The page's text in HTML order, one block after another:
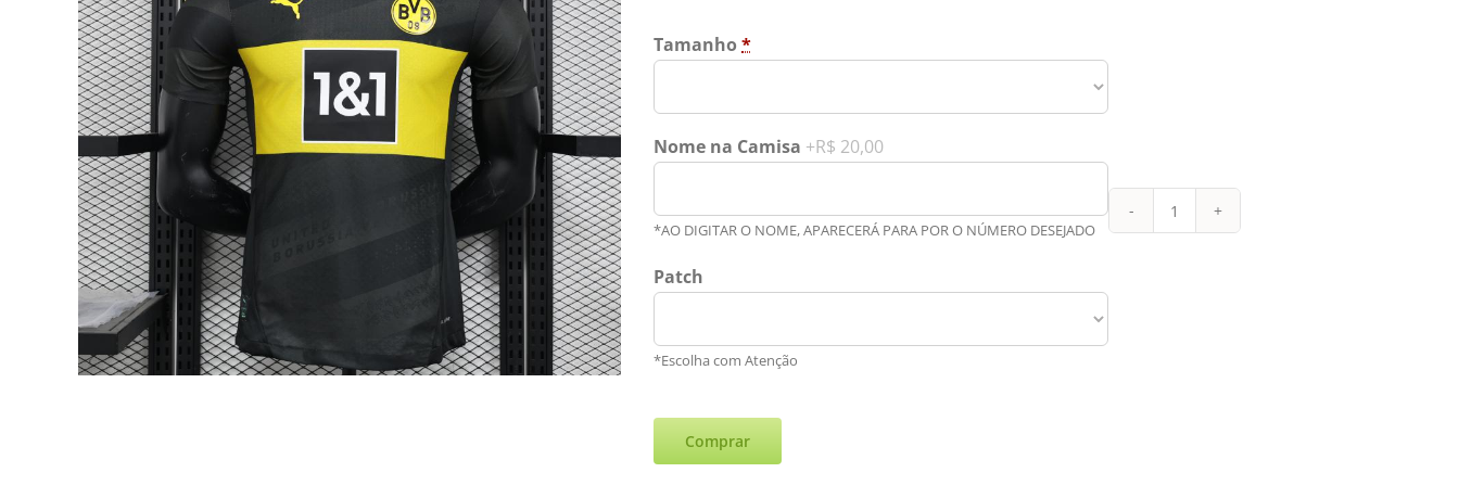
Tamanho *
Nome na Camisa +R$ 20,00
*AO DIGITAR O NOME, APARECERÁ PARA POR O NÚMERO DESEJADO
Patch
*Escolha com Atenção
Borussia
Comprar